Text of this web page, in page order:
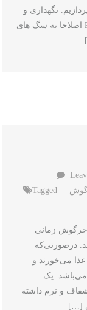
نگهداری و
تغذیه توله های نوزاد | توله Puppy / Chiot اصلاحا به سگ های
Tagged
خرگوش زمانی
درصورتی‌که
می‌خورند و
می‌باشد. یک
و نرم داشته
[…]